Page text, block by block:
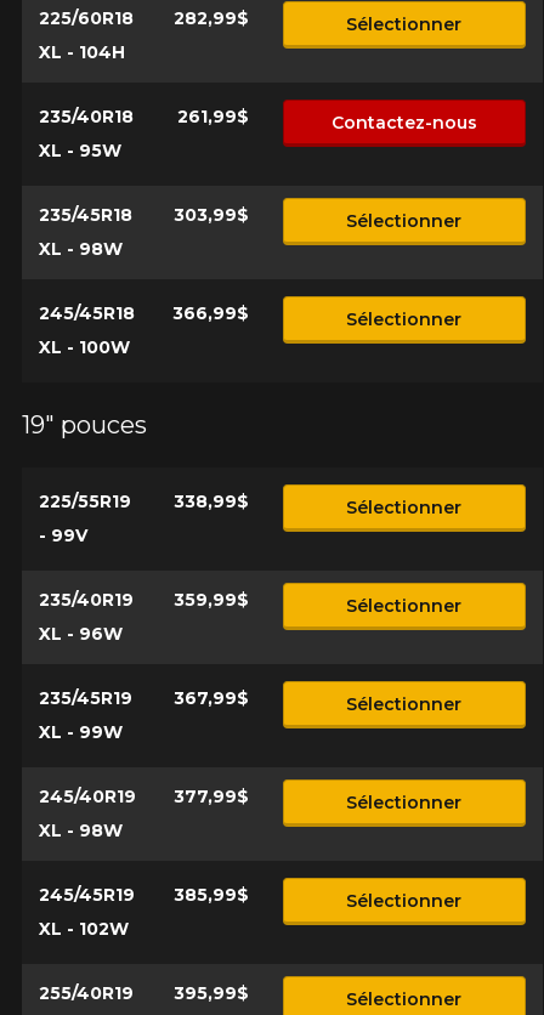
225/60R18
XL - 104H
282,99$ Sélectionner
235/40R18
XL - 95W
261,99$ Contactez-nous
235/45R18
XL - 98W
303,99$ Sélectionner
245/45R18
XL - 100W
366,99$ Sélectionner
19" pouces
225/55R19
- 99V
338,99$ Sélectionner
235/40R19
XL - 96W
359,99$ Sélectionner
235/45R19
XL - 99W
367,99$ Sélectionner
245/40R19
XL - 98W
377,99$ Sélectionner
245/45R19
XL - 102W
385,99$ Sélectionner
255/40R19
395,99$ Sélectionner